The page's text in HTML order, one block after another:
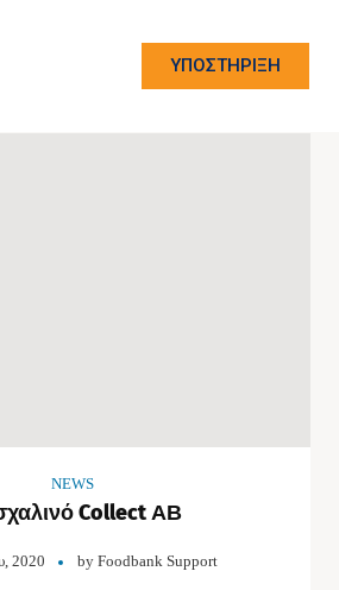
ΥΠΟΣΤΗΡΙΞΗ
NEWS
Collect ΑΒ
2020 by Foodbank Support